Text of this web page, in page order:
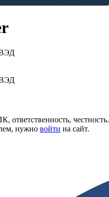
ВЭД
ВЭД
ответственность, честность.
нужно войти на сайт.